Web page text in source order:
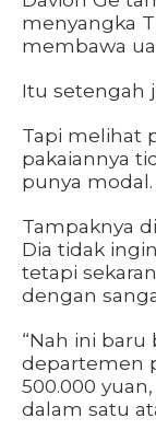
menyangka
membawa
Itu setengah
Tapi melihat
pakaiannya
punya modal.
Tampaknya
Dia tidak
tetapi
dengan
“Nah ini baru
departemen
500.000
dalam satu